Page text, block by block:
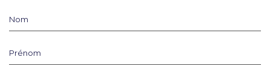
Nom
Prénom